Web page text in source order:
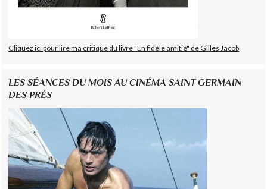
Cliquez ici pour lire ma critique du livre "En fidèle amitié" de Gilles Jacob
LES SÉANCES DU MOIS AU CINÉMA SAINT GERMAIN
DES PRÉS